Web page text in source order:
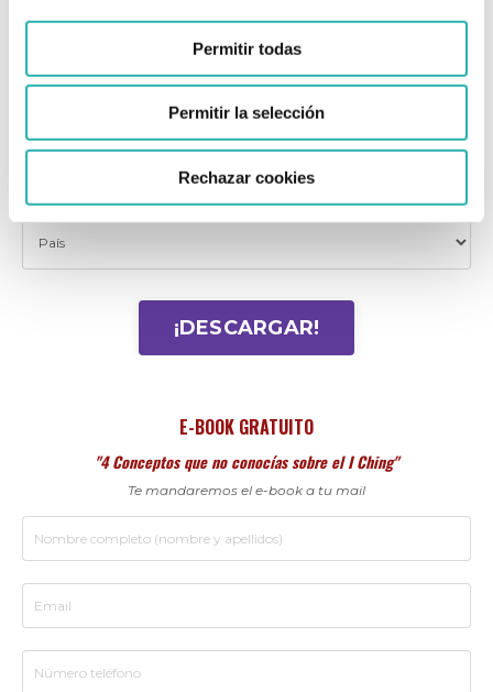
Permitir todas
Permitir la selección
Rechazar cookies
¡DESCARGAR!
E-BOOK GRATUITO
"4 Conceptos que no conocías sobre el I Ching"
Te mandaremos el e-book a tu mail